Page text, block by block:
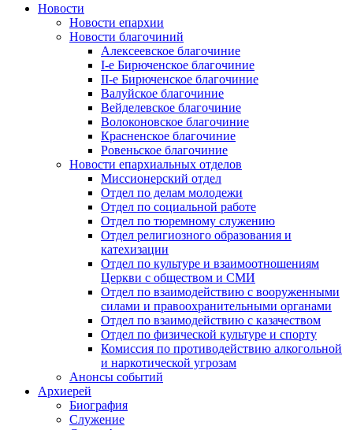
Новости
Новости епархии
Новости благочиний
Алексеевское благочиние
I-е Бирюченское благочиние
II-е Бирюченское благочиние
Валуйское благочиние
Вейделевское благочиние
Волоконовское благочиние
Красненское благочиние
Ровеньское благочиние
Новости епархиальных отделов
Миссионерский отдел
Отдел по делам молодежи
Отдел по социальной работе
Отдел по тюремному служению
Отдел религиозного образования и
катехизации
Отдел по культуре и взаимоотношениям
Церкви с обществом и СМИ
Отдел по взаимодействию с вооруженными
силами и правоохранительными органами
Отдел по взаимодействию с казачеством
Отдел по физической культуре и спорту
Комиссия по противодействию алкогольной
и наркотической угрозам
Анонсы событий
Архиерей
Биография
Служение